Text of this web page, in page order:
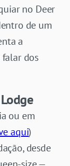
no Deer
de um
a
falar dos
ou em
aqui)
desde